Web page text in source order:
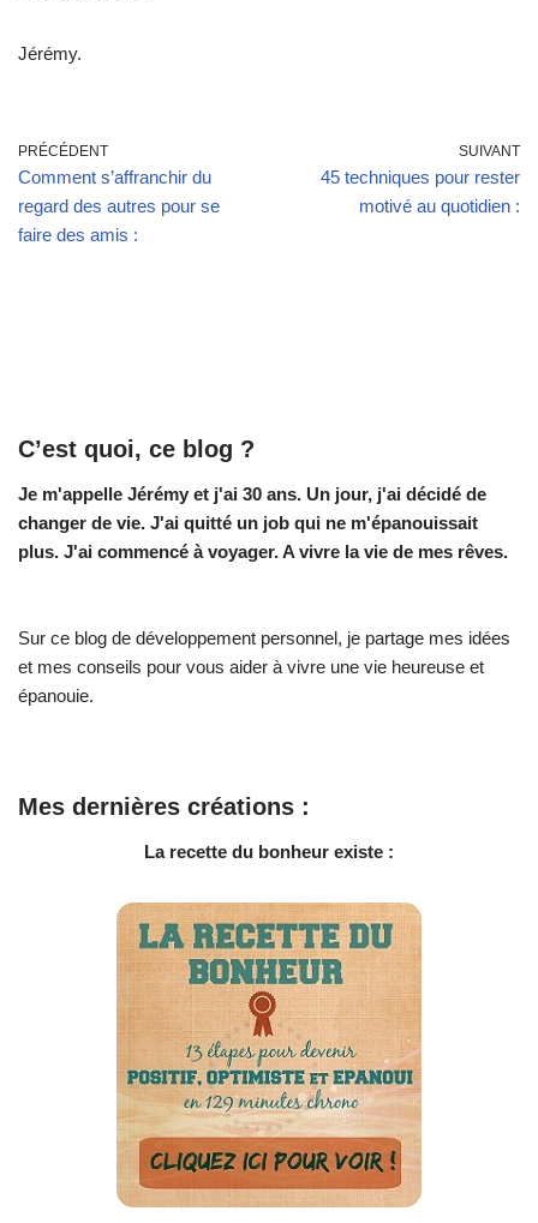
Jérémy.
PRÉCÉDENT
Comment s’affranchir du
regard des autres pour se
faire des amis :
SUIVANT
45 techniques pour rester
motivé au quotidien :
C’est quoi, ce blog ?
Je m'appelle Jérémy et j'ai 30 ans. Un jour, j'ai décidé de
changer de vie. J'ai quitté un job qui ne m'épanouissait
plus. J'ai commencé à voyager. A vivre la vie de mes rêves.
Sur ce blog de développement personnel, je partage mes idées
et mes conseils pour vous aider à vivre une vie heureuse et
épanouie.
Mes dernières créations :
La recette du bonheur existe :